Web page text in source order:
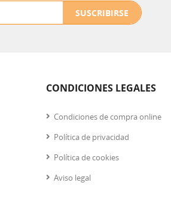
SUSCRIBIRSE
CONDICIONES LEGALES
Condiciones de compra online
Política de privacidad
Política de cookies
Aviso legal